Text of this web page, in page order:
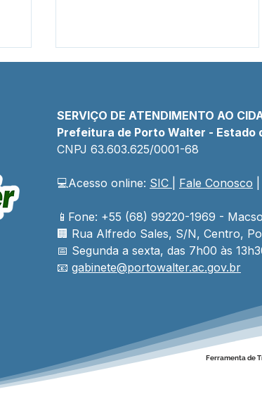
Prefeito e vice ampliam
entrega de 06 novos
veículos para fortalecer
serviços públicos
SERVIÇO DE ATENDIMENTO AO
Prefeitura de Porto Walter - Estado
CNPJ 63.603.625/0001-68
💻Acesso online: SIC Fale Conosco
📱Fone: +55 (68) 99220-1969 -
🏢 Rua Alfredo Sales, S/N, Centro,
📅 Segunda a sexta, das 7h00 às
📧 gabinete@portowalter.ac.gov.br
Ferramenta de